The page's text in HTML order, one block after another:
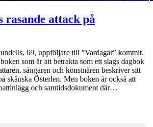
rasande attack på
69, uppföljare till ”Vardagar” kommit.
som är att betrakta som ett slags dagbok
sångaren och konstnären beskriver sitt
skånska Österlen. Men boken är också att
och samtidsdokument där…